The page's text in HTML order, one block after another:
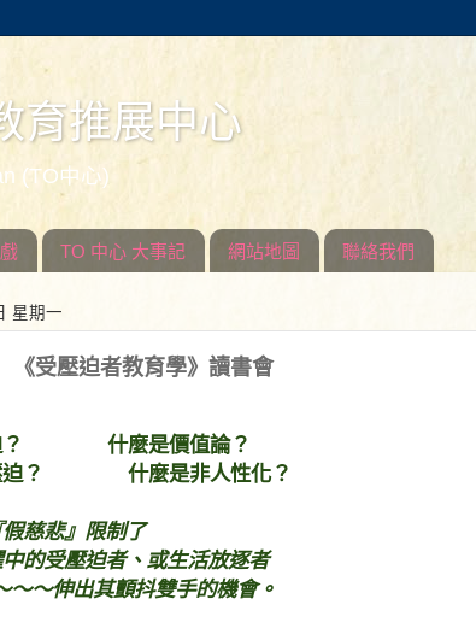
育推展中心
(TO中心)
TO 中心 大事記 網站地圖 聯絡我們
星期一
受壓迫者教育學》讀書會
迫？ 什麼是價值論？
？
什麼是非人性化？
慈悲』限制了
的受壓迫者、或生活放逐者
出其顫抖雙手的機會。